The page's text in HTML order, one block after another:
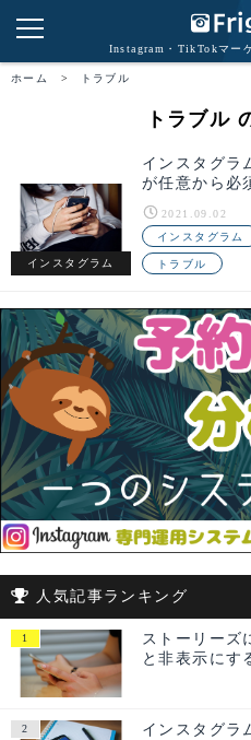
Instagram・TikTokマー
ホーム > トラブル
トラブル
インスタグラム
インスタグラ
が任意から必
2021.09.02
インスタグラム
トラブル
人気記事ランキング
ストーリーズ
と非表示にす
インスタグラ